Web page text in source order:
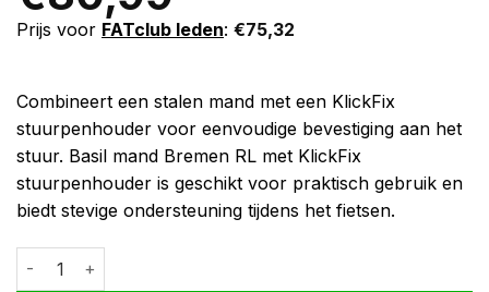
Prijs voor FATclub leden: €75,32
Combineert een stalen mand met een KlickFix
stuurpenhouder voor eenvoudige bevestiging aan het
stuur. Basil mand Bremen RL met KlickFix
stuurpenhouder is geschikt voor praktisch gebruik en
biedt stevige ondersteuning tijdens het fietsen.
Basil mand Bremen RL met KlickFix stuurpenhouder bruin aantal
Alternative: